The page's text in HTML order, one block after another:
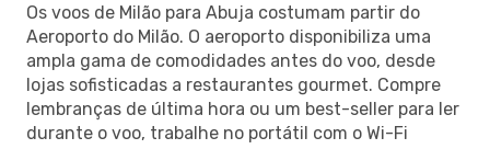
Os voos de Milão para Abuja costumam partir do
Aeroporto do Milão. O aeroporto disponibiliza uma
ampla gama de comodidades antes do voo, desde
lojas sofisticadas a restaurantes gourmet. Compre
lembranças de última hora ou um best-seller para ler
durante o voo, trabalhe no portátil com o Wi-Fi